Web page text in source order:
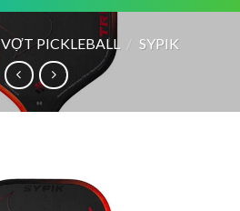
VỢT PICKLEBALL / SYPIK